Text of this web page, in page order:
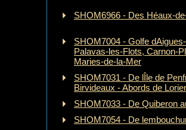
SHOM6966 - Des Héaux-
SHOM7004 - Golfe
Palavas-les-Flots, Carnon-
Maries-de-la-Mer
SHOM7031 - De lÎle de
Birvideaux - Abords de
SHOM7033 - De Quiberon
SHOM7054 - De